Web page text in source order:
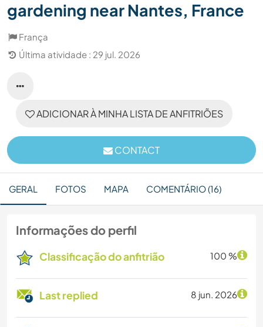
gardening near Nantes, France
França
Última atividade : 29 jul. 2026
ADICIONAR À MINHA LISTA DE ANFITRIÕES
CONTACT
GERAL FOTOS MAPA COMENTÁRIO (16)
Informações do perfil
Classificação do anfitrião 100 %
Last replied 8 jun. 2026